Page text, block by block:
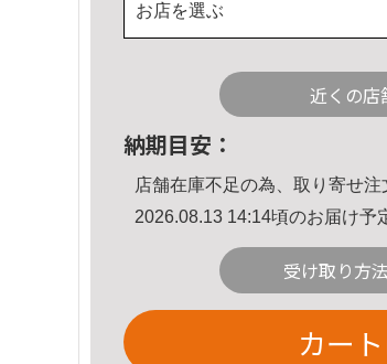
お店を選ぶ
近くの店
納期目安：
店舗在庫不足の為、取り寄せ注
2026.08.13 14:14頃のお届け予
受け取り方
カー